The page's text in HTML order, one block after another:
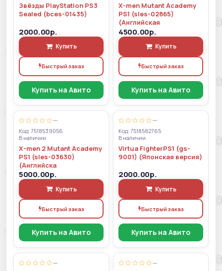
Звёзды PlayStation PS3
Sealed (bces-01435)
2000.00р.
Купить
Быстрый заказ
Купить на Авито
X-men Mutant Academy
PS1 (sles-02865)
(Английская
4500.00р.
Купить
Быстрый заказ
Купить на Авито
—
Код: 7518539056
В наличии
X-men 2 Mutant Academy
PS1 (sles-03630)
(Английска
5000.00р.
Купить
Быстрый заказ
Купить на Авито
—
Код: 7518582765
В наличии
Virtua FighterPS1 (gs-
9001) (Японская версия)
2000.00р.
Купить
Быстрый заказ
Купить на Авито
— —